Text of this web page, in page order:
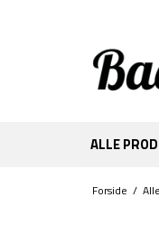
ALLE
Forside /